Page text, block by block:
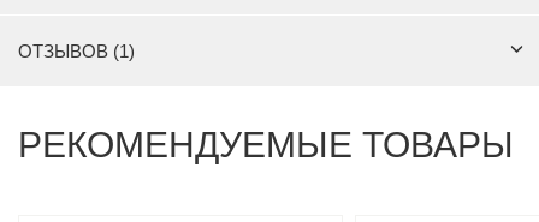
ОТЗЫВОВ (1)
РЕКОМЕНДУЕМЫЕ ТОВАРЫ